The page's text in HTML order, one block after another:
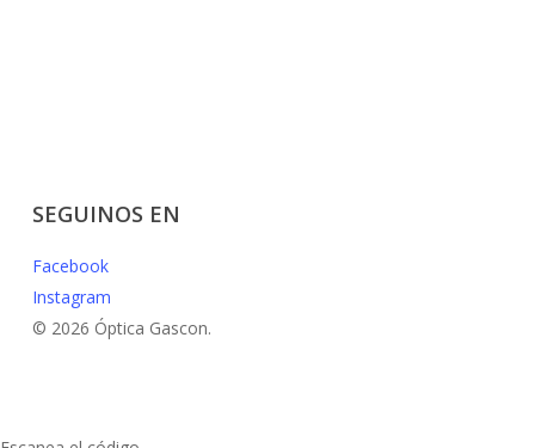
SEGUINOS EN
Facebook
Instagram
© 2026 Óptica Gascon.